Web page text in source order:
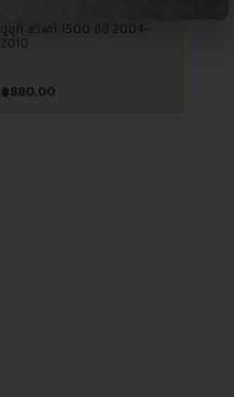
ซูซูกิ สวิฟท์ 1500 ซีซี 2004-
2010
฿880.00